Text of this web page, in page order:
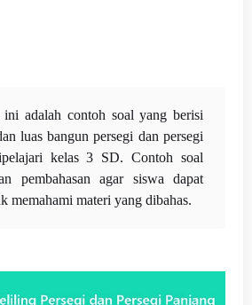
adalah contoh soal yang berisi
luas bangun persegi dan persegi
kelas 3 SD. Contoh soal
pembahasan agar siswa dapat
memahami materi yang dibahas.